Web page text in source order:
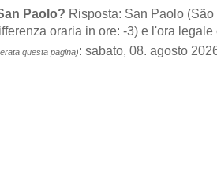
Paolo? Risposta: San Paolo
oraria in ore: -3) e l'ora
questa pagina): sabato, 08. agosto